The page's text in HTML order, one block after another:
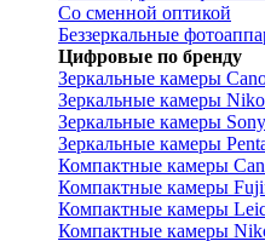
Со сменной оптикой
Беззеркальные
Цифровые по бренду
Зеркальные камеры
Зеркальные камеры
Зеркальные камеры Sony
Зеркальные камеры
Компактные камеры
Компактные камеры
Компактные камеры
Компактные камеры